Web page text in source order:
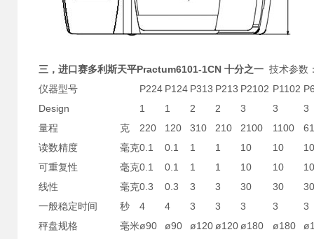
三， 进口赛多利斯天平Practum6101-1CN 十分之一 技术参数
仪器型号
P224 P124 P313 P213 P2102 P1102
Design
1 1 2 2 3 3
3
量程
克 220 120 310 210 2100 1100
读数精度
毫克0.1 0.1 1 1 10 10
10
可重复性
毫克0.1 0.1 1 1 10 10
10
线性
毫克0.3 0.3 3 3 30 30
30
一般稳定时间
秒 4 4 3 3 3 3
3
秤盘规格
毫米ø90 ø90 ø120 ø120 ø180 ø180